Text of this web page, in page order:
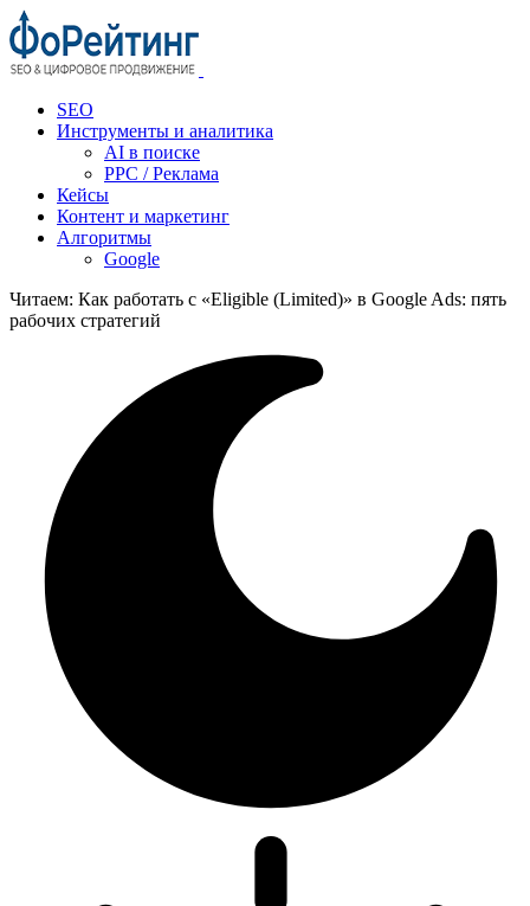
SEO
Инструменты и аналитика
AI в поиске
PPC / Реклама
Кейсы
Контент и маркетинг
Алгоритмы
Google
Читаем: Как работать с «Eligible (Limited)» в Google Ads: пять
рабочих стратегий